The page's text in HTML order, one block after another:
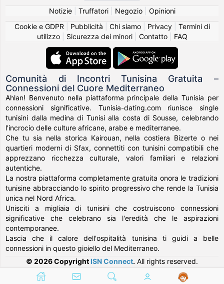
Notizie| Truffatori| Negozio| Opinioni
Cookie e GDPR
Pubblicità Chi siamo| Privacy| Termini di
utilizzo| Sicurezza dei minori| Contatto| FAQ
Comunità di Incontri Tunisina Gratuita –
Connessioni del Cuore Mediterraneo
Ahlan! Benvenuto nella piattaforma principale della Tunisia per
connessioni significative. Tunisia-dating.com riunisce single
tunisini dalla medina di Tunisi alla costa di Sousse, celebrando
l'incrocio delle culture africane, arabe e mediterranee.
Che tu sia nella storica Kairouan, nella costiera Bizerte o nei
quartieri moderni di Sfax, connettiti con tunisini compatibili che
apprezzano ricchezza culturale, valori familiari e relazioni
autentiche.
La nostra piattaforma completamente gratuita onora le tradizioni
tunisine abbracciando lo spirito progressivo che rende la Tunisia
unica nel Nord Africa.
Unisciti a migliaia di tunisini che costruiscono connessioni
significative che celebrano sia l'eredità che le aspirazioni
contemporanee.
Lascia che il calore dell'ospitalità tunisina ti guidi a belle
connessioni in questo gioiello del Mediterraneo.
© 2026 Copyright ISN Connect. All rights reserved.